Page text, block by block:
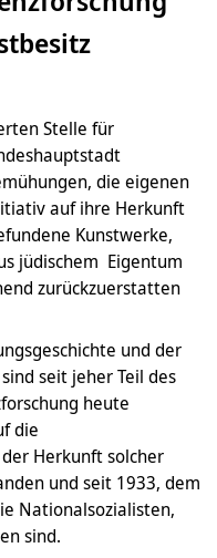
Stelle für
die eigenen
auf ihre Herkunft
Kunstwerke,
jüdischem Eigentum
zurückzuerstatten
und der
seit jeher Teil des
heute
die
Herkunft solcher
und seit 1933, dem
Nationalsozialisten,
sind.